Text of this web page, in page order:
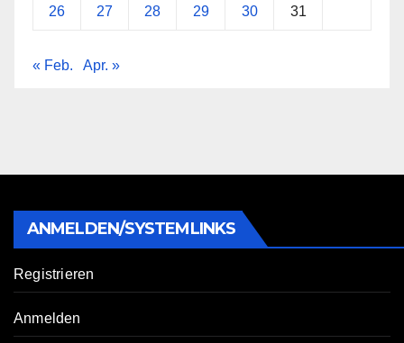
26 27 28 29 30 31
« Feb. Apr. »
ANMELDEN/SYSTEMLINKS
Registrieren
Anmelden